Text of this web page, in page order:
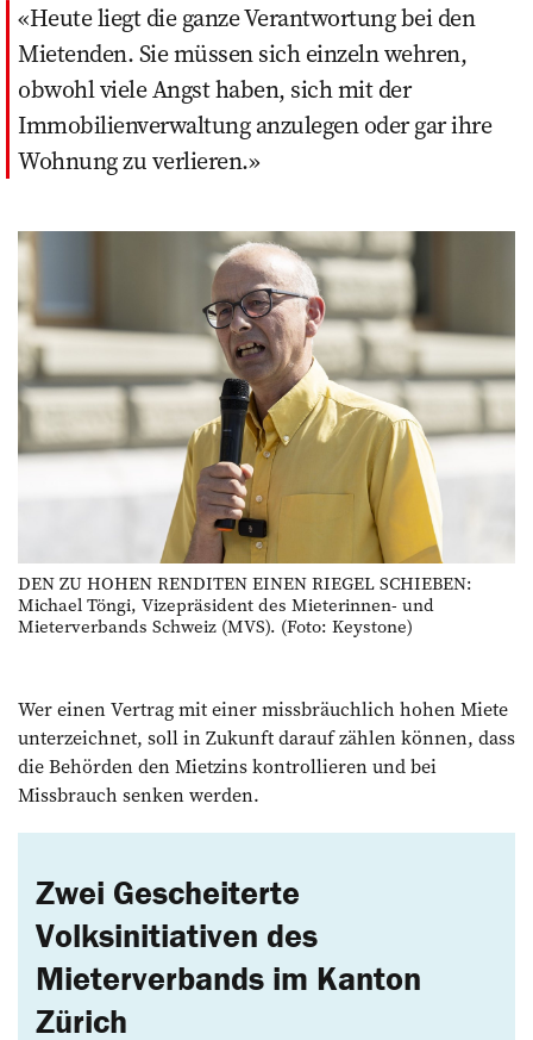
Heute liegt die ganze Verantwortung bei den
Mietenden. Sie müssen sich einzeln wehren,
obwohl viele Angst haben, sich mit der
Immobilienverwaltung anzulegen oder gar ihre
Wohnung zu verlieren.
DEN ZU HOHEN RENDITEN EINEN RIEGEL SCHIEBEN:
Michael Töngi, Vizepräsident des Mieterinnen- und
Mieterverbands Schweiz (MVS). (Foto: Keystone)
Wer einen Vertrag mit einer missbräuchlich hohen Miete
unterzeichnet, soll in Zukunft darauf zählen können, dass
die Behörden den Mietzins kontrollieren und bei
Missbrauch senken werden.
Zwei Gescheiterte
Volksinitiativen des
Mieterverbands im Kanton
Zürich